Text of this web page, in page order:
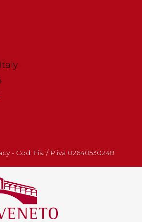
- Cod. Fis. / P.iva 02640530248